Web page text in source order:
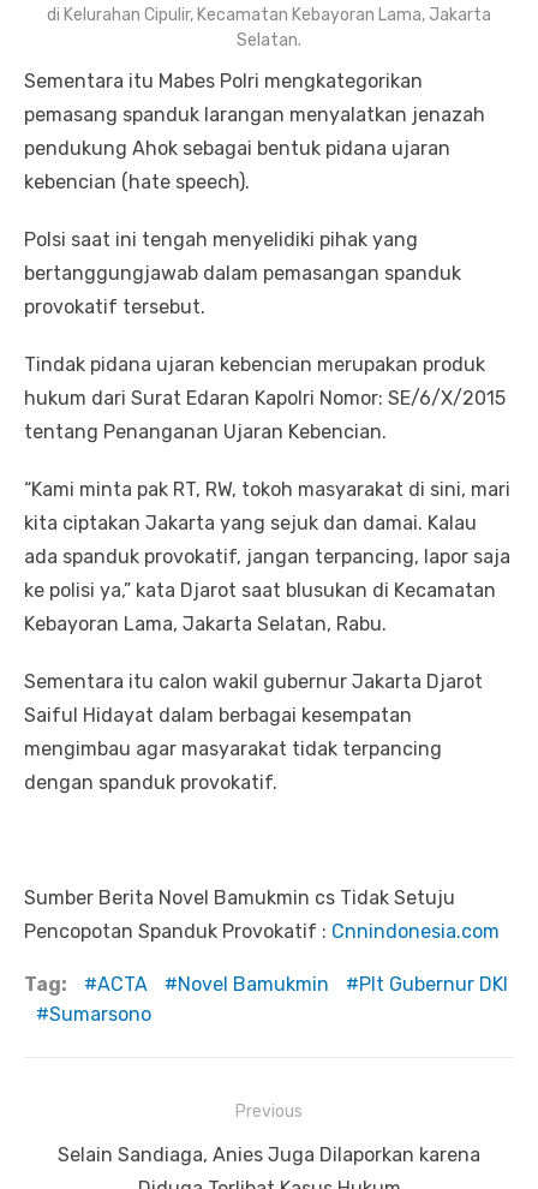
di Kelurahan Cipulir, Kecamatan Kebayoran Lama, Jakarta
Selatan.
Sementara itu Mabes Polri mengkategorikan
pemasang spanduk larangan menyalatkan jenazah
pendukung Ahok sebagai bentuk pidana ujaran
kebencian (hate speech).
Polsi saat ini tengah menyelidiki pihak yang
bertanggungjawab dalam pemasangan spanduk
provokatif tersebut.
Tindak pidana ujaran kebencian merupakan produk
hukum dari Surat Edaran Kapolri Nomor: SE/6/X/2015
tentang Penanganan Ujaran Kebencian.
“Kami minta pak RT, RW, tokoh masyarakat di sini, mari
kita ciptakan Jakarta yang sejuk dan damai. Kalau
ada spanduk provokatif, jangan terpancing, lapor saja
ke polisi ya,” kata Djarot saat blusukan di Kecamatan
Kebayoran Lama, Jakarta Selatan, Rabu.
Sementara itu calon wakil gubernur Jakarta Djarot
Saiful Hidayat dalam berbagai kesempatan
mengimbau agar masyarakat tidak terpancing
dengan spanduk provokatif.
Sumber Berita Novel Bamukmin cs Tidak Setuju
Pencopotan Spanduk Provokatif : Cnnindonesia.com
Tag: ACTA Novel Bamukmin
Plt Gubernur DKI
Sumarsono
pos
Previous
Previous
Selain Sandiaga, Anies Juga Dilaporkan karena